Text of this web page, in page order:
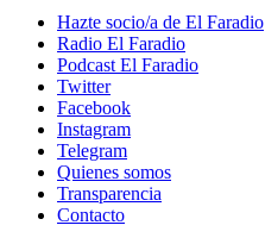
Hazte socio/a de El Faradio
Radio El Faradio
Podcast El Faradio
Twitter
Facebook
Instagram
Telegram
Quienes somos
Transparencia
Contacto